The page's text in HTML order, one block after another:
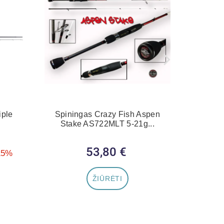
Spiningas Crazy Fish Aspen
Stake AS722MLT 5-21g...
Kaina
53,80 €
ŽIŪRĖTI